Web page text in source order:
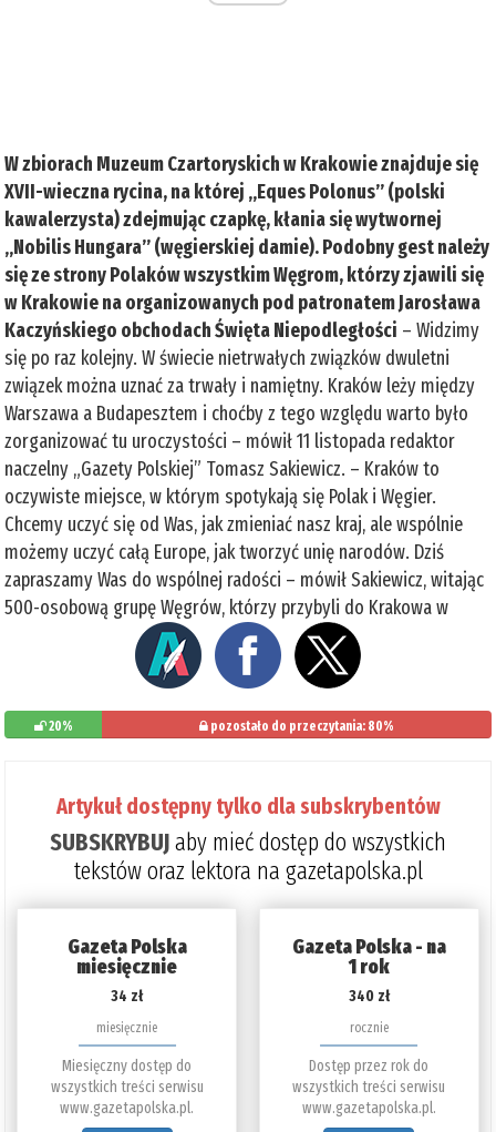
W zbiorach Muzeum Czartoryskich w Krakowie znajduje się
XVII-wieczna rycina, na której „Eques Polonus” (polski
kawalerzysta) zdejmując czapkę, kłania się wytwornej
„Nobilis Hungara” (węgierskiej damie). Podobny gest należy
się ze strony Polaków wszystkim Węgrom, którzy zjawili się
w Krakowie na organizowanych pod patronatem Jarosława
Kaczyńskiego obchodach Święta Niepodległości – Widzimy
się po raz kolejny. W świecie nietrwałych związków dwuletni
związek można uznać za trwały i namiętny. Kraków leży między
Warszawa a Budapesztem i choćby z tego względu warto było
zorganizować tu uroczystości – mówił 11 listopada redaktor
naczelny „Gazety Polskiej” Tomasz Sakiewicz. – Kraków to
oczywiste miejsce, w którym spotykają się Polak i Węgier.
Chcemy uczyć się od Was, jak zmieniać nasz kraj, ale wspólnie
możemy uczyć całą Europe, jak tworzyć unię narodów. Dziś
zapraszamy Was do wspólnej radości – mówił Sakiewicz, witając
500-osobową grupę Węgrów, którzy przybyli do Krakowa w
20% pozostało do przeczytania: 80%
Artykuł dostępny tylko dla subskrybentów
SUBSKRYBUJaby mieć dostęp do wszystkich
tekstów oraz lektora na gazetapolska.pl
Gazeta Polska
miesięcznie
34 zł
miesięcznie
Miesięczny dostęp do
wszystkich treści serwisu
www.gazetapolska.pl.
Gazeta Polska - na
1 rok
340 zł
rocznie
Dostęp przez rok do
wszystkich treści serwisu
www.gazetapolska.pl.